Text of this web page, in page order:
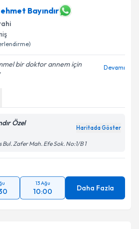
Bayındır
bir doktor annem için
Devamı
Özel
Haritada Göster
Zafer Mah. Efe Sok. No:1/B 1
13 Ağu
10:00 Daha Fazla